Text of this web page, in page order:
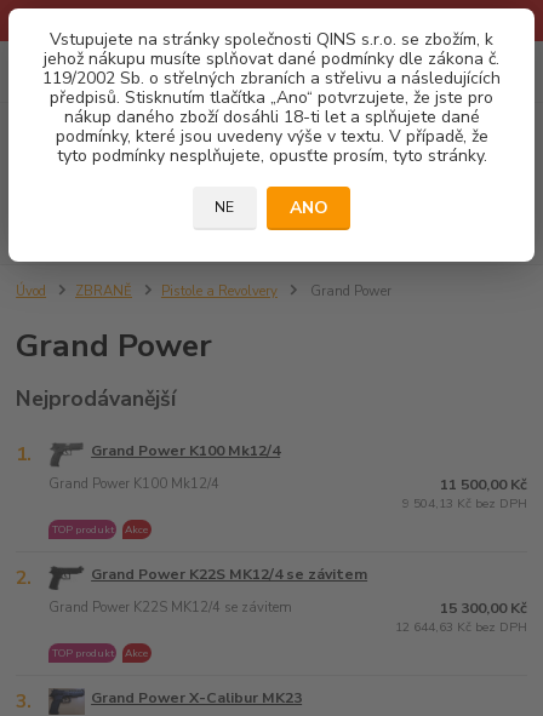
Vstupujete na stránky společnosti QINS s.r.o. se zbožím, k
jehož nákupu musíte splňovat dané podmínky dle zákona č.
119/2002 Sb. o střelných zbraních a střelivu a následujících
předpisů. Stisknutím tlačítka „Ano“ potvrzujete, že jste pro
nákup daného zboží dosáhli 18-ti let a splňujete dané
podmínky, které jsou uvedeny výše v textu. V případě, že
tyto podmínky nesplňujete, opusťte prosím, tyto stránky.
NE ANO
Menu
CZK 0
za0,00 Kč
Úvod ZBRANĚ Pistole a Revolvery Grand Power
Grand Power
Nejprodávanější
1. Grand Power K100 Mk12/4
Grand Power K100 Mk12/4
TOP produkt Akce
11 500,00 Kč
9 504,13 Kč bez DPH
2. Grand Power K22S MK12/4 se závitem
Grand Power K22S MK12/4 se závitem
TOP produkt Akce
15 300,00 Kč
12 644,63 Kč bez DPH
3. Grand Power X-Calibur MK23